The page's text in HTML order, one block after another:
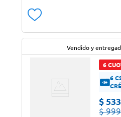
Vendido y
6
6
$ 533
$ 999